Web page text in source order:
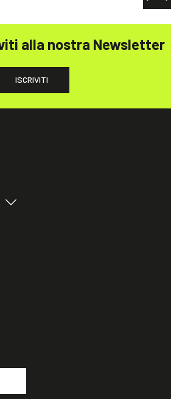
alla nostra Newsletter
ISCRIVITI